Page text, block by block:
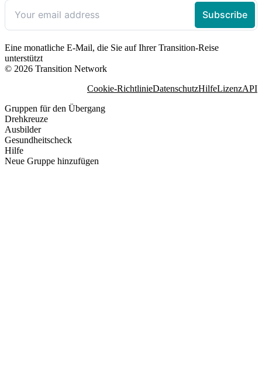
Eine monatliche E-Mail, die Sie auf Ihrer Transition-Reise
unterstützt
© 2026 Transition Network
Cookie-RichtlinieDatenschutzHilfeLizenzAPI
Gruppen für den Übergang
Drehkreuze
Ausbilder
Gesundheitscheck
Hilfe
Neue Gruppe hinzufügen